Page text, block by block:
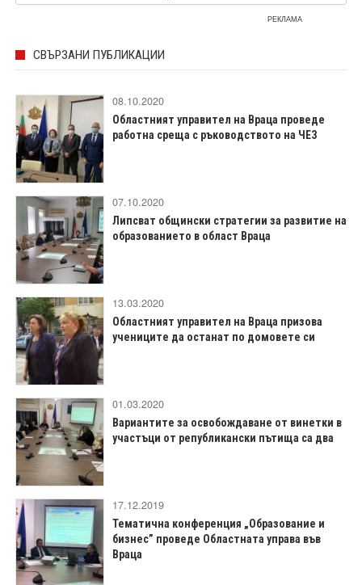
РЕКЛАМА
СВЪРЗАНИ ПУБЛИКАЦИИ
08.10.2020
Областният управител на Враца проведе
работна среща с ръководството на ЧЕЗ
07.10.2020
Липсват общински стратегии за развитие на
образованието в област Враца
13.03.2020
Областният управител на Враца призова
учениците да останат по домовете си
01.03.2020
Вариантите за освобождаване от винетки в
участъци от републикански пътища са два
17.12.2019
Тематична конференция „Образование и
бизнес” проведе Областната управа във
Враца